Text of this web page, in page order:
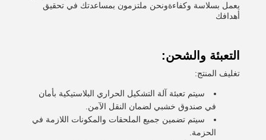
يعمل بسلاسة وكفاءةونحن ملتزمون بمساعدتك في تحقيق
أهدافك
التعبئة والشحن:
تغليف المنتج:
سيتم تعبئة آلة التشكيل الحراري البلاستيكية بأمان
في صندوق خشبي لضمان النقل الآمن.
سيتم تضمين جميع الملحقات والمكونات اللازمة في
الحزمة.